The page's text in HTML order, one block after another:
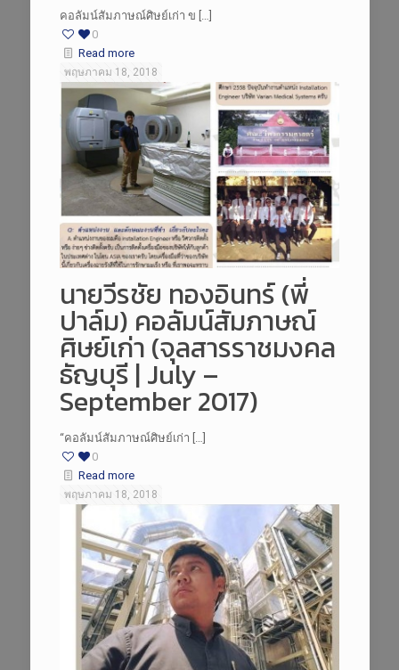
คอลัมน์สัมภาษณ์ศิษย์เก่า ข […]
0
Read more
พฤษภาคม 18, 2018
นายวีรชัย ทองอินทร์ (พี่
ปาล์ม) คอลัมน์สัมภาษณ์
ศิษย์เก่า (จุลสารราชมงคล
ธัญบุรี | July –
September 2017)
“คอลัมน์สัมภาษณ์ศิษย์เก่า […]
0
Read more
พฤษภาคม 18, 2018